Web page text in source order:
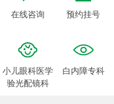
在线咨询 预约挂号
小儿眼科医学
验光配镜科
白内障专科